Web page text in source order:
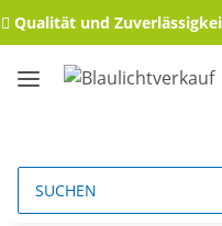
Qualität und Zuverlässigkeit